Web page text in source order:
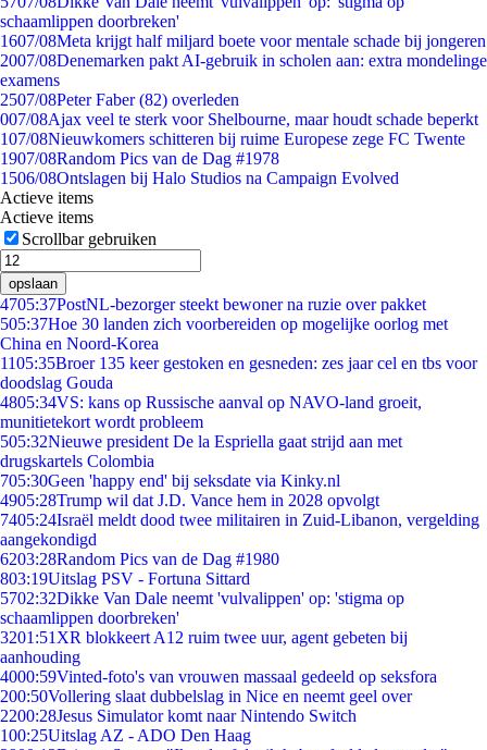
schaamlippen doorbreken'
1607/08Meta krijgt half miljard boete voor mentale schade bij jongeren
2007/08Denemarken pakt AI-gebruik in scholen aan: extra mondelinge
examens
2507/08Peter Faber (82) overleden
007/08Ajax veel te sterk voor Shelbourne, maar houdt schade beperkt
107/08Nieuwkomers schitteren bij ruime Europese zege FC Twente
1907/08Random Pics van de Dag #1978
1506/08Ontslagen bij Halo Studios na Campaign Evolved
Actieve items
Actieve items
Scrollbar gebruiken
opslaan
4705:37PostNL-bezorger steekt bewoner na ruzie over pakket
505:37Hoe 30 landen zich voorbereiden op mogelijke oorlog met
China en Noord-Korea
1105:35Broer 135 keer gestoken en gesneden: zes jaar cel en tbs voor
doodslag Gouda
4805:34VS: kans op Russische aanval op NAVO-land groeit,
munitietekort wordt probleem
505:32Nieuwe president De la Espriella gaat strijd aan met
drugskartels Colombia
705:30Geen 'happy end' bij seksdate via Kinky.nl
4905:28Trump wil dat J.D. Vance hem in 2028 opvolgt
7405:24Israël meldt dood twee militairen in Zuid-Libanon, vergelding
aangekondigd
6203:28Random Pics van de Dag #1980
803:19Uitslag PSV - Fortuna Sittard
5702:32Dikke Van Dale neemt 'vulvalippen' op: 'stigma op
schaamlippen doorbreken'
3201:51 XR blokkeert A12 ruim twee uur, agent gebeten bij
aanhouding
4000:59Vinted-foto's van vrouwen massaal gedeeld op seksfora
200:50Vollering slaat dubbelslag in Nice en neemt geel over
2200:28Jesus Simulator komt naar Nintendo Switch
100:25Uitslag AZ - ADO Den Haag